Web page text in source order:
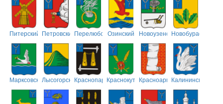
Питерский ПетровскийПерелюбскийОзинский НовоузенскийНовобурасский
МарксовскийЛысогорскийКраснопартизанский
КраснокутскийКрасноармейский
Калининский